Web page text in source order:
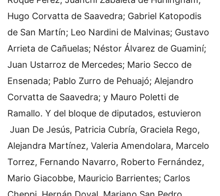
Hugo Corvatta de Saavedra; Gabriel Katopodis
de San Martín; Leo Nardini de Malvinas; Gustavo
Arrieta de Cañuelas; Néstor Álvarez de Guaminí;
Juan Ustarroz de Mercedes; Mario Secco de
Ensenada; Pablo Zurro de Pehuajó; Alejandro
Corvatta de Saavedra; y Mauro Poletti de
Ramallo. Y del bloque de diputados, estuvieron
Juan De Jesús, Patricia Cubría, Graciela Rego,
Alejandra Martínez, Valeria Amendolara, Marcelo
Torrez, Fernando Navarro, Roberto Fernández,
Mario Giacobbe, Mauricio Barrientes; Carlos